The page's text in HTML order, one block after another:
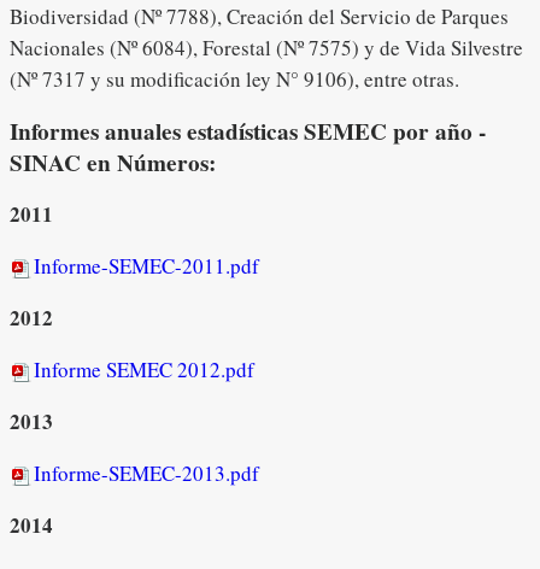
Biodiversidad (Nº 7788), Creación del Servicio de Parques
Nacionales (Nº 6084), Forestal (Nº 7575) y de Vida Silvestre
(Nº 7317 y su modificación ley N° 9106), entre otras.
Informes anuales estadísticas SEMEC por año -
SINAC en Números:
2011
Informe-SEMEC-2011.pdf
2012
Informe SEMEC 2012.pdf
2013
Informe-SEMEC-2013.pdf
2014